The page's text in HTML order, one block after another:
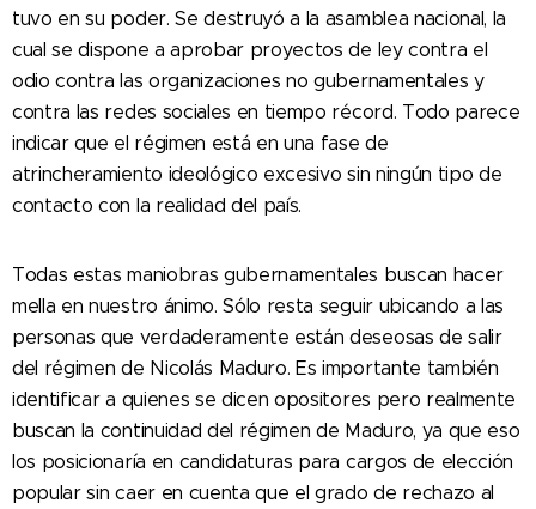
tuvo en su poder. Se destruyó a la asamblea nacional, la
cual se dispone a aprobar proyectos de ley contra el
odio contra las organizaciones no gubernamentales y
contra las redes sociales en tiempo récord. Todo parece
indicar que el régimen está en una fase de
atrincheramiento ideológico excesivo sin ningún tipo de
contacto con la realidad del país.
Todas estas maniobras gubernamentales buscan hacer
mella en nuestro ánimo. Sólo resta seguir ubicando a las
personas que verdaderamente están deseosas de salir
del régimen de Nicolás Maduro. Es importante también
identificar a quienes se dicen opositores pero realmente
buscan la continuidad del régimen de Maduro, ya que eso
los posicionaría en candidaturas para cargos de elección
popular sin caer en cuenta que el grado de rechazo al